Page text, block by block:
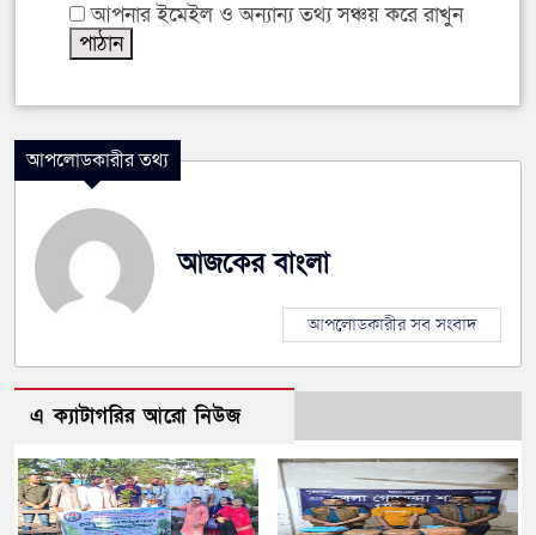
আপনার ইমেইল ও অন্যান্য তথ্য সঞ্চয় করে রাখুন
আপলোডকারীর তথ্য
আজকের বাংলা
আপলোডকারীর সব সংবাদ
এ ক্যাটাগরির আরো নিউজ